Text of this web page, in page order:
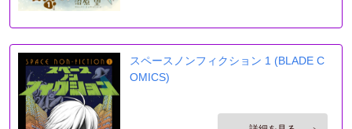
スペースノンフィクション 1 (BLADE C
OMICS)